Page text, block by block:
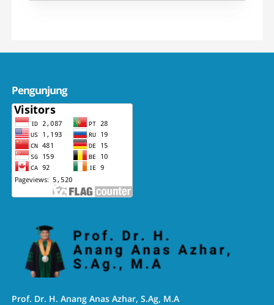
Pengunjung
Prof. Dr. H. Anang Anas Azhar, S.Ag, M.A